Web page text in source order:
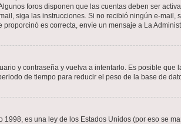
foros disponen que las cuentas deben ser
siga las instrucciones. Si no recibió ningún e-
es correcta, envíe un mensaje a La
y contraseña y vuelva a intentarlo. Es posible
de tiempo para reducir el peso de la base de
es una ley de los Estados Unidos (por eso se